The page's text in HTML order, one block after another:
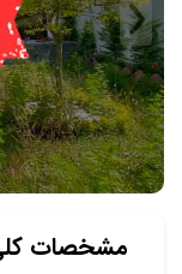
مشخصات